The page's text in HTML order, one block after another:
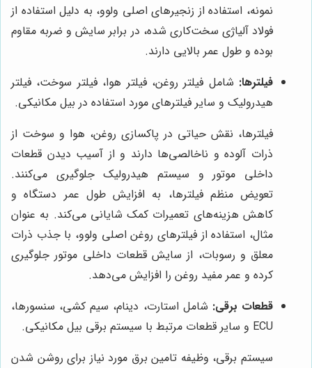
نمونه، استفاده از زنجیرهای اصلی ولوو، به دلیل استفاده از
فولاد آلیاژی سخت‌کاری شده، در برابر سایش و ضربه مقاوم
بوده و طول عمر بالایی دارند.
فیلترها: شامل فیلتر روغن، فیلتر هوا، فیلتر سوخت، فیلتر
هیدرولیک و سایر فیلترهای مورد استفاده در بیل مکانیکی.
فیلترها، نقش حیاتی در پاکسازی روغن، هوا و سوخت از
ذرات آلوده و ناخالصی‌ها دارند و از آسیب دیدن قطعات
داخلی موتور و سیستم هیدرولیک جلوگیری می‌کنند.
تعویض منظم فیلترها، به افزایش طول عمر دستگاه و
کاهش هزینه‌های تعمیرات کمک شایانی می‌کند. به عنوان
مثال، استفاده از فیلترهای روغن اصلی ولوو، با جذب ذرات
معلق و رسوبات، از سایش قطعات داخلی موتور جلوگیری
کرده و عمر مفید روغن را افزایش می‌دهد.
قطعات برقی: شامل استارت، دینام، سیم کشی، سنسورها،
ECU و سایر قطعات مرتبط با سیستم برقی بیل مکانیکی.
سیستم برقی، وظیفه تامین برق مورد نیاز برای روشن شدن